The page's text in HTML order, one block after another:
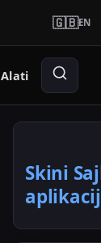
🇬🇧EN
Alati
Skini